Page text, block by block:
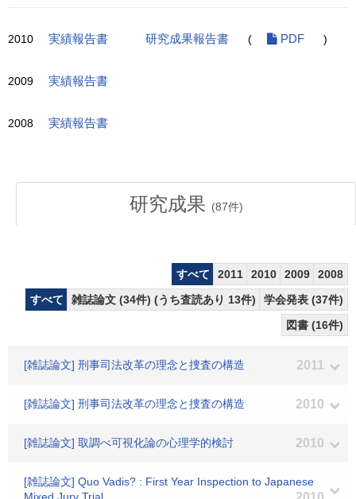
2010 実績報告書 研究成果報告書 ( PDF )
2009 実績報告書
2008 実績報告書
研究成果 (87件)
すべて 2011 2010 2009
2008
すべて
雑誌論文 (34件) (うち査読あり 13件)
学会発表 (37件)
図書 (16件)
[雑誌論文] 刑事司法改革の理念と捜査の構造 2011
[雑誌論文] 刑事司法改革の理念と捜査の構造 2010
[雑誌論文] 取調べ可視化論の心理学的検討 2010
[雑誌論文] Quo Vadis? : First Year Inspection to Japanese